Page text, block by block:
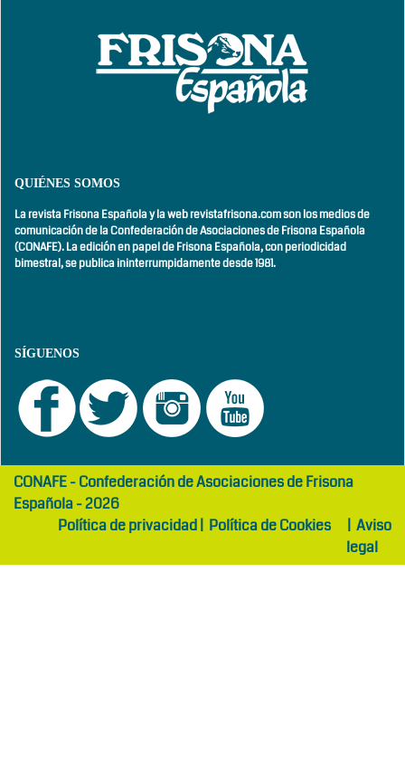
QUIÉNES SOMOS
La revista Frisona Española y la web revistafrisona.com son los medios de
comunicación de la Confederación de Asociaciones de Frisona Española
(CONAFE). La edición en papel de Frisona Española, conperiodicidad
bimestral,se publica ininterrumpidamente desde 1981.
SÍGUENOS
girls
abaya
maltepe
otelCONAFE - Confederación de Asociaciones de Frisona
Española - 2026
Política de privacidad| Política de Cookies | Aviso
legal